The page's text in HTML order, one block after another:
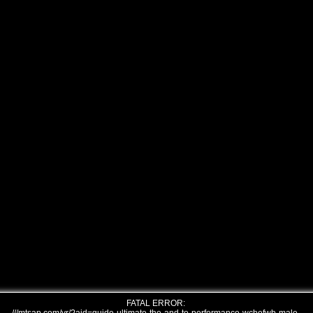
FATAL ERROR: